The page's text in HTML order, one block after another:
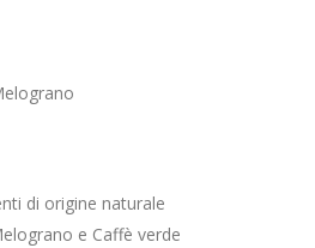
di origine naturale
e Caffè verde